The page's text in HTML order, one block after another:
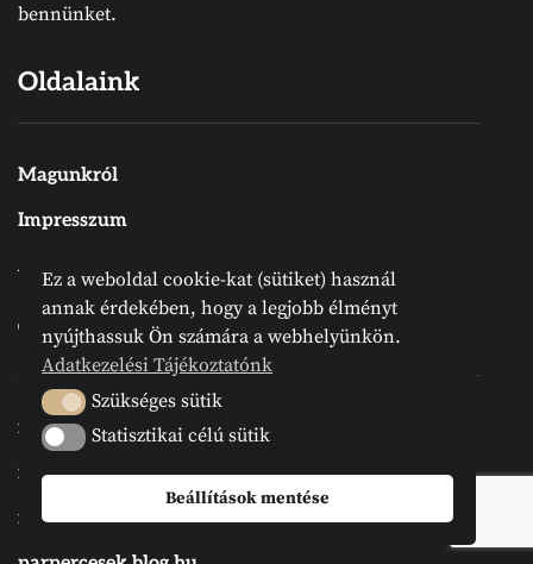
bennünket.
Oldalaink
Magunkról
Impresszum
Adatkezelési Tájékoztató
Társoldalaink
reformatus.hu
refdunantul.hu
igemellett.blog.hu
Ez a weboldal cookie-kat (sütiket) használ
annak érdekében, hogy a legjobb élményt
nyújthassuk Ön számára a webhelyünkön.
Adatkezelési Tájékoztatónk
Szükséges sütik
Szükséges sütik
Statisztikai célú sütik
Statisztikai célú sütik
Beállítások mentése